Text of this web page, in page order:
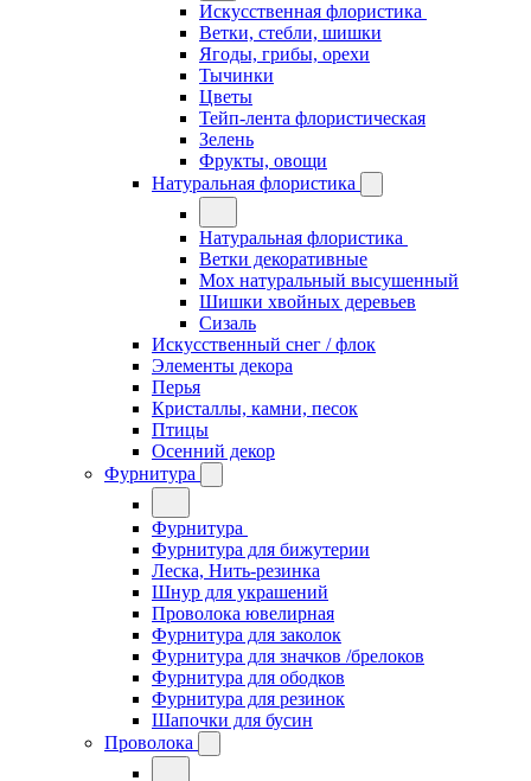
Искусственная флористика
Ветки, стебли, шишки
Ягоды, грибы, орехи
Тычинки
Цветы
Тейп-лента флористическая
Зелень
Фрукты, овощи
Натуральная флористика
Натуральная флористика
Ветки декоративные
Мох натуральный высушенный
Шишки хвойных деревьев
Сизаль
Искусственный снег / флок
Элементы декора
Перья
Кристаллы, камни, песок
Птицы
Осенний декор
Фурнитура
Фурнитура
Фурнитура для бижутерии
Леска, Нить-резинка
Шнур для украшений
Проволока ювелирная
Фурнитура для заколок
Фурнитура для значков /брелоков
Фурнитура для ободков
Фурнитура для резинок
Шапочки для бусин
Проволока